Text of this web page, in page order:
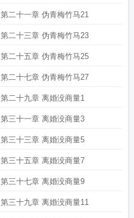
第二十一章 伪青梅竹马21
第二十三章 伪青梅竹马23
第二十五章 伪青梅竹马25
第二十七章 伪青梅竹马27
第二十九章 离婚没商量1
第三十一章 离婚没商量3
第三十三章 离婚没商量5
第三十五章 离婚没商量7
第三十七章 离婚没商量9
第三十九章 离婚没商量11